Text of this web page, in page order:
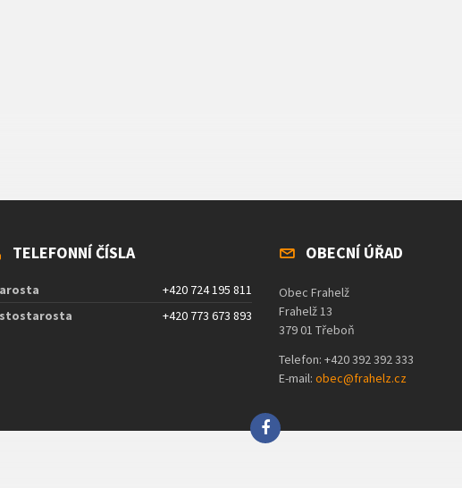
TELEFONNÍ ČÍSLA
+420 724 195 811
+420 773 673 893
OBECNÍ ÚŘAD
Obec Frahelž
Frahelž 13
379 01 Třeboň
Telefon: +420 392 392 333
E-mail: obec@frahelz.cz